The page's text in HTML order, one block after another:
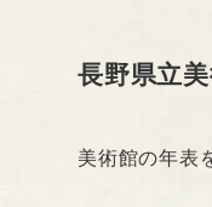
長野県立
美術館の年表